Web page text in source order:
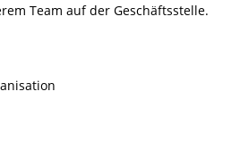
Team auf der Geschäftsstelle.